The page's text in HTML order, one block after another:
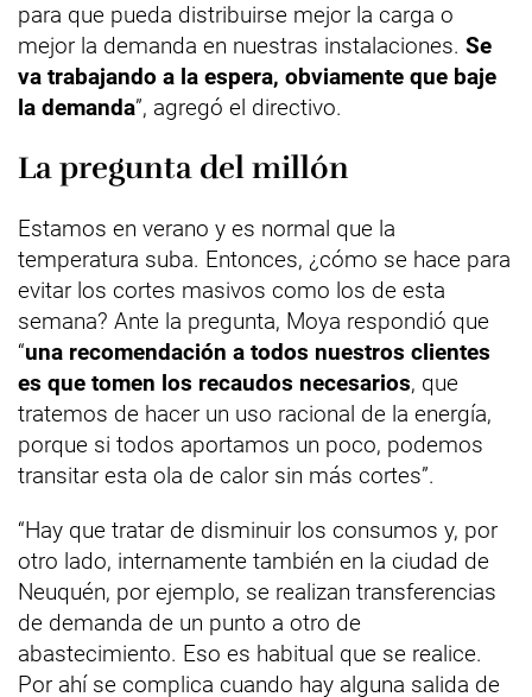
para que pueda distribuirse mejor la carga o
mejor la demanda en nuestras instalaciones. Se
va trabajando a la espera, obviamente que baje
la demanda”, agregó el directivo.
La pregunta del millón
Estamos en verano y es normal que la
temperatura suba. Entonces, ¿cómo se hace para
evitar los cortes masivos como los de esta
semana? Ante la pregunta, Moya respondió que
“una recomendación a todos nuestros clientes
es que tomen los recaudos necesarios, que
tratemos de hacer un uso racional de la energía,
porque si todos aportamos un poco, podemos
transitar esta ola de calor sin más cortes”.
“Hay que tratar de disminuir los consumos y, por
otro lado, internamente también en la ciudad de
Neuquén, por ejemplo, se realizan transferencias
de demanda de un punto a otro de
abastecimiento. Eso es habitual que se realice.
Por ahí se complica cuando hay alguna salida de